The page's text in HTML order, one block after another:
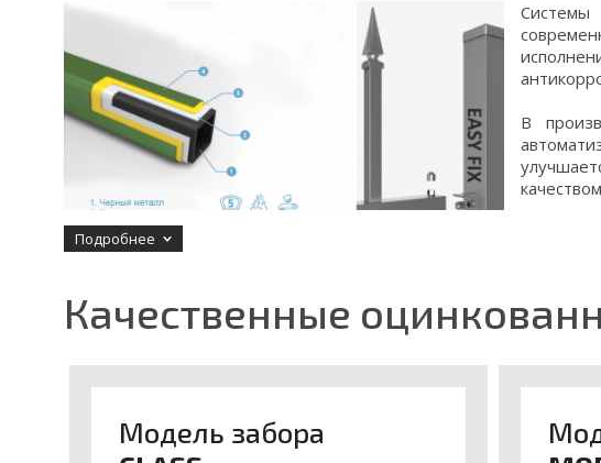
В
Подробнее
Качественные
Модель забора